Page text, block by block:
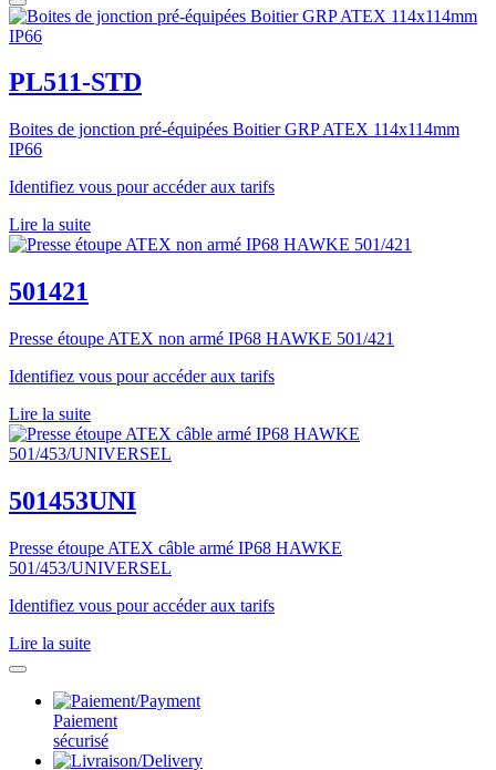
PL511-STD
Boites de jonction pré-équipées Boitier GRP ATEX 114x114mm
IP66
Identifiez vous pour accéder aux tarifs
Lire la suite
501421
Presse étoupe ATEX non armé IP68 HAWKE 501/421
Identifiez vous pour accéder aux tarifs
Lire la suite
501453UNI
Presse étoupe ATEX câble armé IP68 HAWKE
501/453/UNIVERSEL
Identifiez vous pour accéder aux tarifs
Lire la suite
Paiement
sécurisé